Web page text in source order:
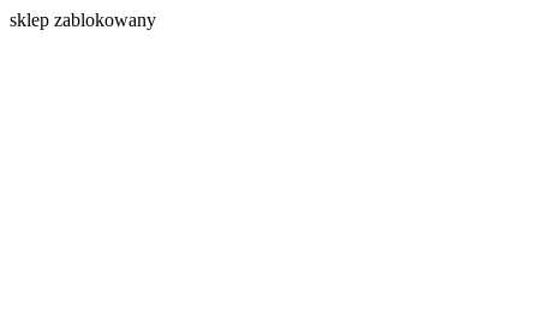
sklep zablokowany